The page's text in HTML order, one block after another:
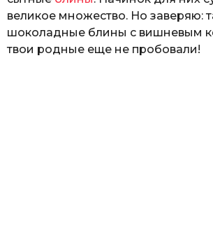
великое множество. Но заверяю:
шоколадные блины с вишневым
твои родные еще не пробовали!